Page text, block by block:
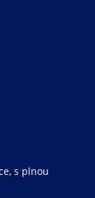
s plnou